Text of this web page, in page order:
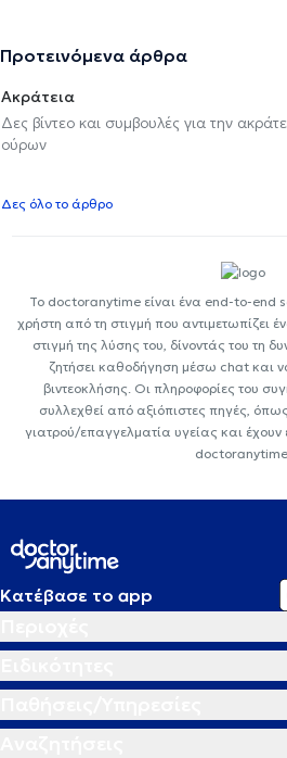
Προτεινόμενα άρθρα
Ακράτεια
Δες βίντεο και συμβουλές για την
ούρων
Δες όλο το άρθρο
Το doctoranytime είναι ένα end-to-end
χρήστη από τη στιγμή που αντιμετωπίζει
στιγμή της λύσης του, δίνοντάς του τη
ζητήσει καθοδήγηση μέσω chat και
βιντεοκλήσης. Οι πληροφορίες του
συλλεχθεί από αξιόπιστες πηγές,
γιατρού/επαγγελματία υγείας και
doctoranytime.
Κατέβασε το app